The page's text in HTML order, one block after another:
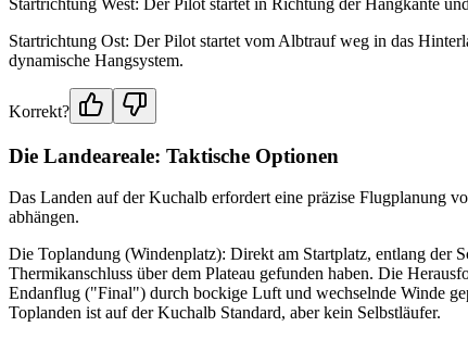
Startrichtung West: Der Pilot startet in Richtung der Hangkante
Startrichtung Ost: Der Pilot startet vom Albtrauf weg in das
dynamische Hangsystem.
Korrekt?
Die Landeareale: Taktische Optionen
Das Landen auf der Kuchalb erfordert eine präzise Flugplanung
abhängen.
Die Toplandung (Windenplatz): Direkt am Startplatz, entlang der
Thermikanschluss über dem Plateau gefunden haben. Die
Endanflug ("Final") durch bockige Luft und wechselnde Winde
Toplanden ist auf der Kuchalb Standard, aber kein Selbstläufer.